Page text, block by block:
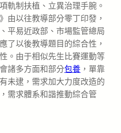
軌制扶植、立異治理手腕。
由以往教導部分零丁印發，
平易近政部、市場監管總局
了以後教導題目的綜合性，
。由于相似先生比賽運動等
諸多方面和部分包養 ，單靠
未逮，需求加大力度改造的
需求體系和諧推動綜合管